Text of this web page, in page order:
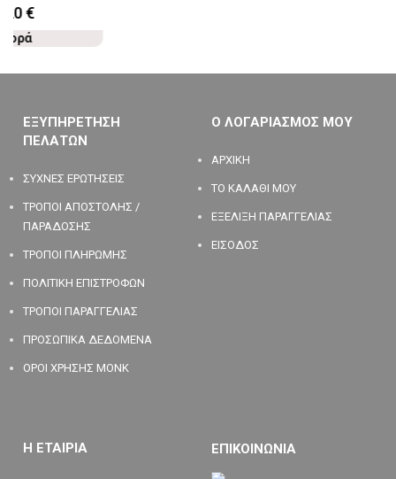
€
ΕΞΥΠΗΡΕΤΗΣΗ
ΠΕΛΑΤΩΝ
ΣΥΧΝΕΣ ΕΡΩΤΗΣΕΙΣ
ΤΡΟΠΟΙ ΑΠΟΣΤΟΛΗΣ /
ΠΑΡΑΔΟΣΗΣ
ΤΡΟΠΟΙ ΠΛΗΡΩΜΗΣ
ΠΟΛΙΤΙΚΗ ΕΠΙΣΤΡΟΦΩΝ
ΤΡΟΠΟΙ ΠΑΡΑΓΓΕΛΙΑΣ
ΠΡΟΣΩΠΙΚΑ ΔΕΔΟΜΕΝΑ
ΟΡΟΙ ΧΡΗΣΗΣ MONK
Ο ΛΟΓΑΡΙΑΣΜΟΣ ΜΟΥ
ΑΡΧΙΚΗ
ΤΟ ΚΑΛΑΘΙ ΜΟΥ
ΕΞΕΛΙΞΗ ΠΑΡΑΓΓΕΛΙΑΣ
ΕΙΣΟΔΟΣ
Η ΕΤΑΙΡΙΑ ΕΠΙΚΟΙΝΩΝΙΑ